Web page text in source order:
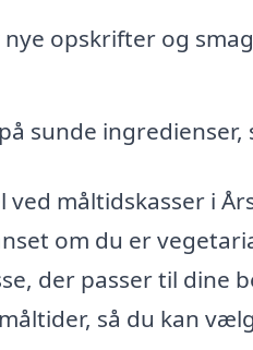
nye opskrifter og
sunde
ved måltidskasser i
om du er
der passer til dine
så du kan